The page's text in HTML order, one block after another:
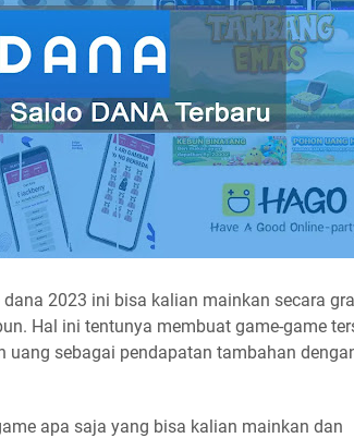
2023 ini bisa kalian mainkan secara
Hal ini tentunya membuat game-game
sebagai pendapatan tambahan
apa saja yang bisa kalian mainkan dan